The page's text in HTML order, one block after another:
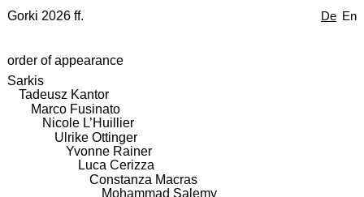
De En
Gorki 2026 ff.
order of appearance
Sarkis
Tadeusz Kantor
Marco Fusinato
Nicole L’Huillier
Ulrike Ottinger
Yvonne Rainer
Luca Cerizza
Constanza Macras
Mohammad Salemy